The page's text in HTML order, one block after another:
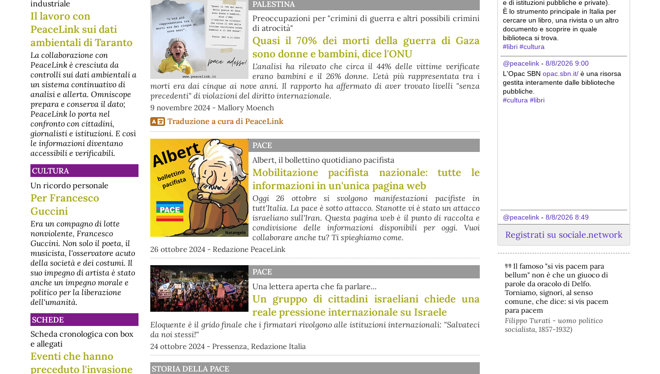
industriale
Il lavoro con
PeaceLink sui dati
ambientali di Taranto
La collaborazione con
PeaceLink è cresciuta da
controlli sui dati ambientali a
un sistema continuativo di
analisi e allerta. Omniscope
prepara e conserva il dato;
PeaceLink lo porta nel
confronto con cittadini,
giornalisti e istituzioni. E così
le informazioni diventano
accessibili e verificabili.
CULTURA
Un ricordo personale
Per Francesco
Guccini
Era un compagno di lotte
nonviolente, Francesco
Guccini. Non solo il poeta, il
musicista, l'osservatore acuto
della società e dei costumi. Il
suo impegno di artista è stato
anche un impegno morale e
politico per la liberazione
dell'umanità.
SCHEDE
Scheda cronologica con box
e allegati
Eventi che hanno
preceduto l'invasione
PALESTINA
Preoccupazioni per "crimini di guerra e altri possibili crimini
di atrocità"
Quasi il 70% dei morti della guerra di Gaza
sono donne e bambini, dice l'ONU
L'analisi ha rilevato che circa il 44% delle vittime verificate
erano bambini e il 26% donne. L'età più rappresentata tra i
morti era dai cinque ai nove anni. Il rapporto ha affermato di aver trovato livelli "senza
precedenti" di violazioni del diritto internazionale.
9 novembre 2024 - Mallory Moench
Traduzione a cura di PeaceLink
PACE
Albert, il bollettino quotidiano pacifista
Mobilitazione pacifista nazionale: tutte le
informazioni in un'unica pagina web
Oggi 26 ottobre si svolgono manifestazioni pacifiste in
tutt'Italia. La pace è sotto attacco. Stanotte vi è stato un attacco
israeliano sull'Iran. Questa pagina web è il punto di raccolta e
condivisione delle informazioni disponibili per oggi. Vuoi
collaborare anche tu? Ti spieghiamo come.
26 ottobre 2024 - Redazione PeaceLink
PACE
Una lettera aperta che fa parlare...
Un gruppo di cittadini israeliani chiede una
reale pressione internazionale su Israele
Eloquente è il grido finale che i firmatari rivolgono alle istituzioni internazionali: "Salvateci
da noi stessi!"
24 ottobre 2024 - Pressenza, Redazione Italia
STORIA DELLA PACE
e di istituzioni pubbliche e private).
È lo strumento principale in Italia per
cercare un libro, una rivista o un altro
documento e scoprire in quale
biblioteca si trova.
#libri #cultura
@peacelink - 8/8/2026 9:00
L'Opac SBN opac.sbn.it/ è una risorsa
gestita interamente dalle biblioteche
pubbliche.
#cultura #libri
@peacelink - 8/8/2026 8:49
1956, anniversario della orrenda
strage operaia di Marcinelle (Belgio) ;
262 morti sui 275 operai presenti sul
luogo di lavoro; 136 dei morti italiani;
una strage analoga con 43 morti si era
verificata a Roccastrada in Toscana il 4
maggio 1954 in una miniera della
Montecatini ; anche in quel caso molti
erano “immigrati”, in questo caso dalle
regioni italiane più povere.
Vito Totire, portavoce RETE
NAZIONALE LAVORO SICURO
Registrati su sociale.network
Il famoso "si vis pacem para
bellum" non è che un giuoco di
parole da oracolo di Delfo.
Torniamo, signori, al senso
comune, che dice: si vis pacem
para pacem
Filippo Turati - uomo politico
socialista, 1857-1932)